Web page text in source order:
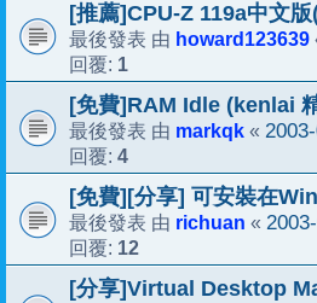
[推薦]CPU-Z 119a中文版
最後發表 由 howard123639
回覆: 1
[免費]RAM Idle (kenlai
最後發表 由 markqk «
回覆: 4
[免費][分享] 可安裝在
最後發表 由 richuan «
回覆: 12
[分享]Virtual Desktop